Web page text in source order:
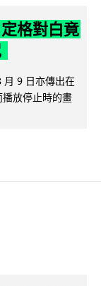
格對白竟
月 9 日亦傳出在
放停止時的畫